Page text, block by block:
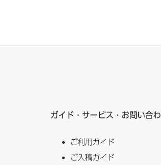
ガイド・サービス・お問い合
ご利用ガイド
ご入稿ガイド